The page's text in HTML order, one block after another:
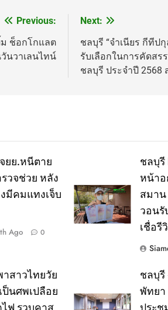
Previous:
ช็อกโกแลต
นวาเลนไทน์
Next:
ชลบุรี “จำเนียร กีทีป
รับเลือกในการคัดสร
ชลบุรี ประจำปี 2568
ยย.หนีตาย
วจช่วย หลัง
มีคมแทงเจ็บ
Ago 0
ชลบุรี
หน้า
สมาน
วอนรั
เชื่อรี
สาวไทยวัย
ป็นศพเปลือย
ไฟ รวบคาส
ชลบุรี
พัทยา
ประชุ